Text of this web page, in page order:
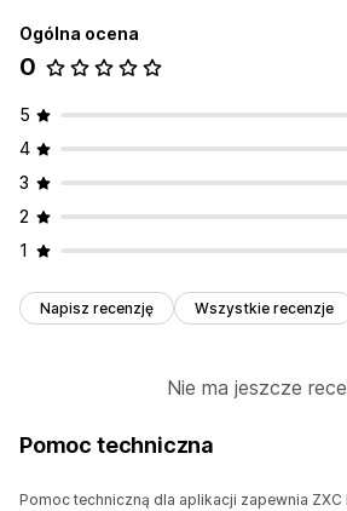
Ogólna ocena
0
5
4
3
2
1
Napisz recenzję Wszystkie recenzje
Nie ma jeszcze
Pomoc techniczna
Pomoc techniczną dla aplikacji zapewnia ZXC